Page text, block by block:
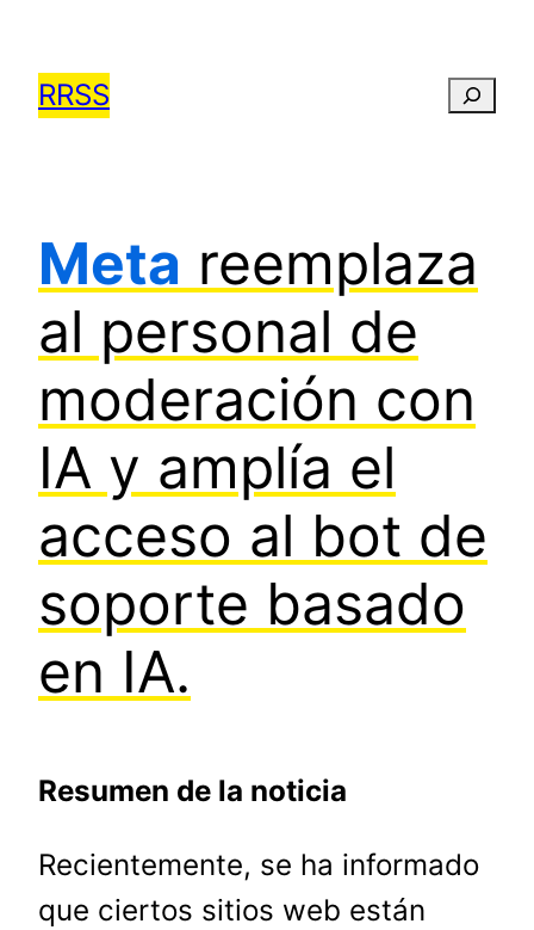
contenido
RRSS
Meta reemplaza
al personal de
moderación con
IA y amplía el
acceso al bot de
soporte basado
en IA.
Resumen de la noticia
Recientemente, se ha informado
que ciertos sitios web están